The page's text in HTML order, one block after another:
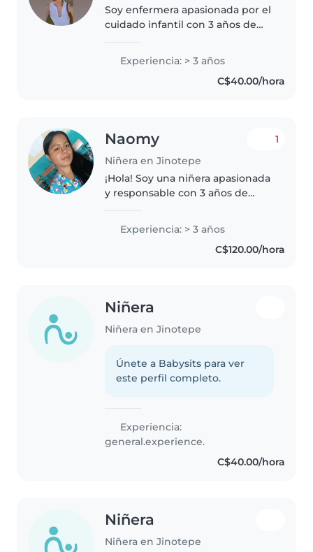
Soy enfermera apasionada por el
cuidado infantil con 3 años de
encanta trabajar con bebés,
preescolares y niños en edad
escolar. Cuento con certificación..
Experiencia: > 3 años
C$40.00/hora
Naomy
Niñera en Jinotepe
1
¡Hola! Soy una niñera apasionada
y responsable con 3 años de
todas las edades, incluyendo
bebés, niños pequeños,
preescolares y escolares. Tengo
Experiencia: > 3 años
C$120.00/hora
Niñera
Niñera en Jinotepe
Únete a Babysits para ver
este perfil completo.
Experiencia:
general.experience.
C$40.00/hora
Niñera
Niñera en Jinotepe